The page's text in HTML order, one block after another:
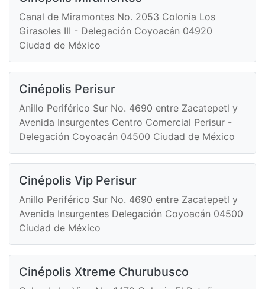
Canal de Miramontes No. 2053 Colonia Los
Girasoles III - Delegación Coyoacán 04920
Ciudad de México
Cinépolis Perisur
Anillo Periférico Sur No. 4690 entre Zacatepetl y
Avenida Insurgentes Centro Comercial Perisur -
Delegación Coyoacán 04500 Ciudad de México
Cinépolis Vip Perisur
Anillo Periférico Sur No. 4690 entre Zacatepetl y
Avenida Insurgentes Delegación Coyoacán 04500
Ciudad de México
Cinépolis Xtreme Churubusco